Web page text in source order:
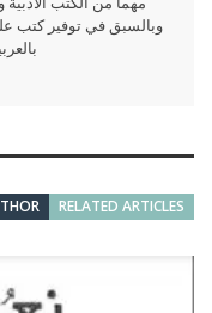
وبالسبق في توفير كتب
RELATED ARTICLES